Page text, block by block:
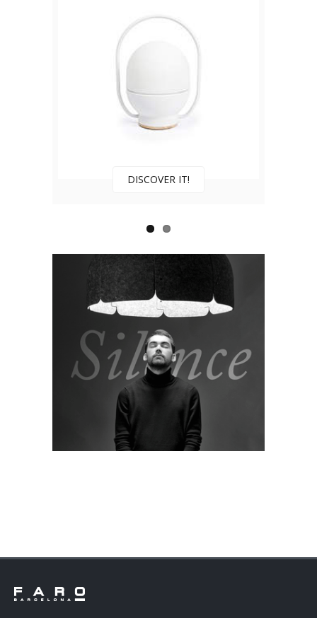
DISCOVER IT!